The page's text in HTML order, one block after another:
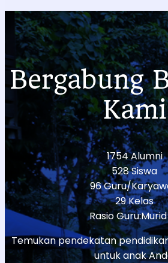
Bergabung
Kami
1754 Alumni
528 Siswa
96 Guru/
29 Kelas
Rasio Guru:Murid
Temukan pendekatan
untuk anak